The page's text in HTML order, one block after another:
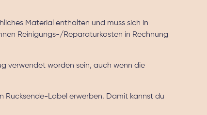
Material enthalten und muss sich in
Reinigungs-/Reparaturkosten in Rechnung
verwendet worden sein, auch wenn die
Rücksende-Label erwerben. Damit kannst du